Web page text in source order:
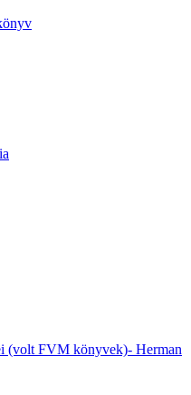
(volt FVM könyvek)- Herman